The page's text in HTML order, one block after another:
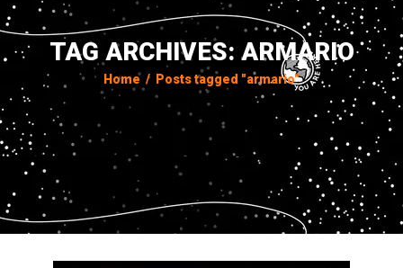
TAG ARCHIVES: ARMARIO
Home / Posts tagged "armario"